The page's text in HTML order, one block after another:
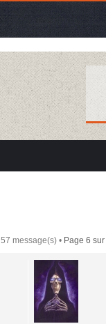
57 message(s) • Page 6 sur